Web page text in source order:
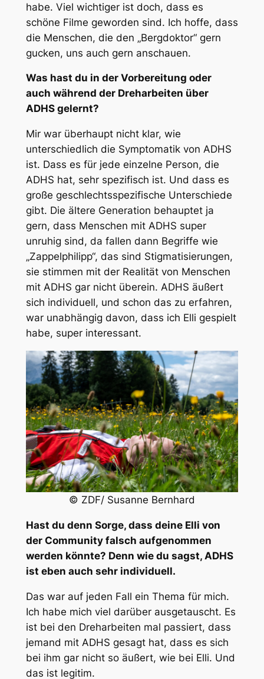
habe. Viel wichtiger ist doch, dass es
schöne Filme geworden sind. Ich hoffe, dass
die Menschen, die den „Bergdoktor“ gern
gucken, uns auch gern anschauen.
Was hast du in der Vorbereitung oder
auch während der Dreharbeiten über
ADHS gelernt?
Mir war überhaupt nicht klar, wie
unterschiedlich die Symptomatik von ADHS
ist. Dass es für jede einzelne Person, die
ADHS hat, sehr spezifisch ist. Und dass es
große geschlechtsspezifische Unterschiede
gibt. Die ältere Generation behauptet ja
gern, dass Menschen mit ADHS super
unruhig sind, da fallen dann Begriffe wie
„Zappelphilipp“, das sind Stigmatisierungen,
sie stimmen mit der Realität von Menschen
mit ADHS gar nicht überein. ADHS äußert
sich individuell, und schon das zu erfahren,
war unabhängig davon, dass ich Elli gespielt
habe, super interessant.
© ZDF/ Susanne Bernhard
Hast du denn Sorge, dass deine Elli von
der Community falsch aufgenommen
werden könnte? Denn wie du sagst, ADHS
ist eben auch sehr individuell.
Das war auf jeden Fall ein Thema für mich.
Ich habe mich viel darüber ausgetauscht. Es
ist bei den Dreharbeiten mal passiert, dass
jemand mit ADHS gesagt hat, dass es sich
bei ihm gar nicht so äußert, wie bei Elli. Und
das ist legitim.